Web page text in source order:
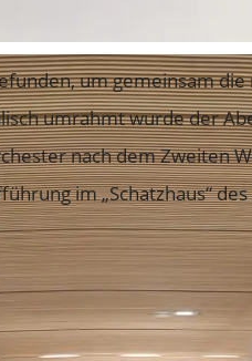
um gemeinsam
umrahmt wurde der
nach dem Zweiten
im „Schatzhaus“